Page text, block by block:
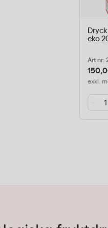
eko
Art nr:
exkl.
-